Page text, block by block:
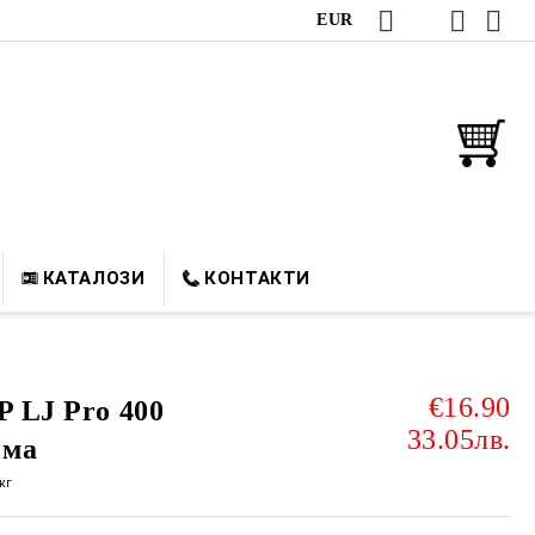
EUR
КАТАЛОЗИ КОНТАКТИ
LJ Pro 400
€16.90
33.05лв.
кг